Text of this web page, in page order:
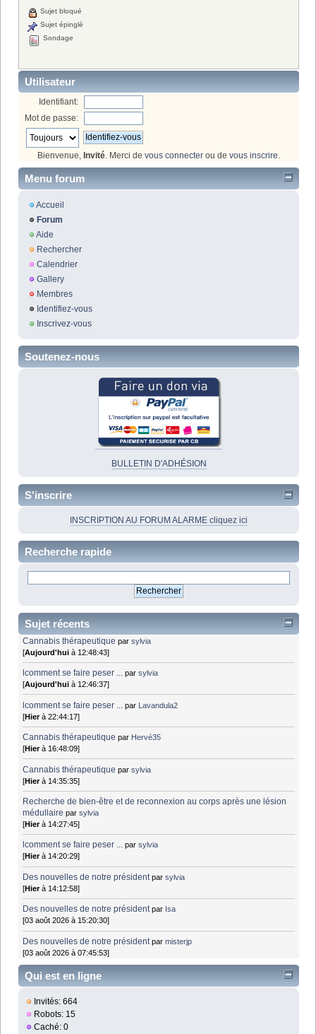
Sujet bloqué
Sujet épinglé
Sondage
Utilisateur
Identifiant:
Mot de passe:
Bienvenue, Invité. Merci de vous connecter ou de vous inscrire.
Menu forum
Accueil
Forum
Aide
Rechercher
Calendrier
Gallery
Membres
Identifiez-vous
Inscrivez-vous
Soutenez-nous
BULLETIN D'ADHÉSION
S'inscrire
INSCRIPTION AU FORUM ALARME cliquez ici
Recherche rapide
Sujet récents
Cannabis thérapeutique parsylvia
[Aujourd'hui à 12:48:43]
lcomment se faire peser ... parsylvia
[Aujourd'hui à 12:46:37]
lcomment se faire peser ... par Lavandula2
[Hierà 22:44:17]
Cannabis thérapeutique par Hervé35
[Hierà 16:48:09]
Cannabis thérapeutique parsylvia
[Hierà 14:35:35]
Recherche de bien-être et de reconnexion au corps après une lésion
médullaire parsylvia
[Hierà 14:27:45]
lcomment se faire peser ... parsylvia
[Hierà 14:20:29]
Des nouvelles de notre président parsylvia
[Hierà 14:12:58]
Des nouvelles de notre président par Isa
[03 août 2026 à 15:20:30]
Des nouvelles de notre président parmisterjp
[03 août 2026 à 07:45:53]
Qui est en ligne
Invités: 664
Robots: 15
Caché: 0